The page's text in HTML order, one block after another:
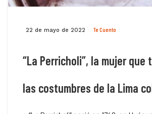
22 de mayo de 2022 Te Cuento
“La Perricholi”, la mujer que
las costumbres de la Lima